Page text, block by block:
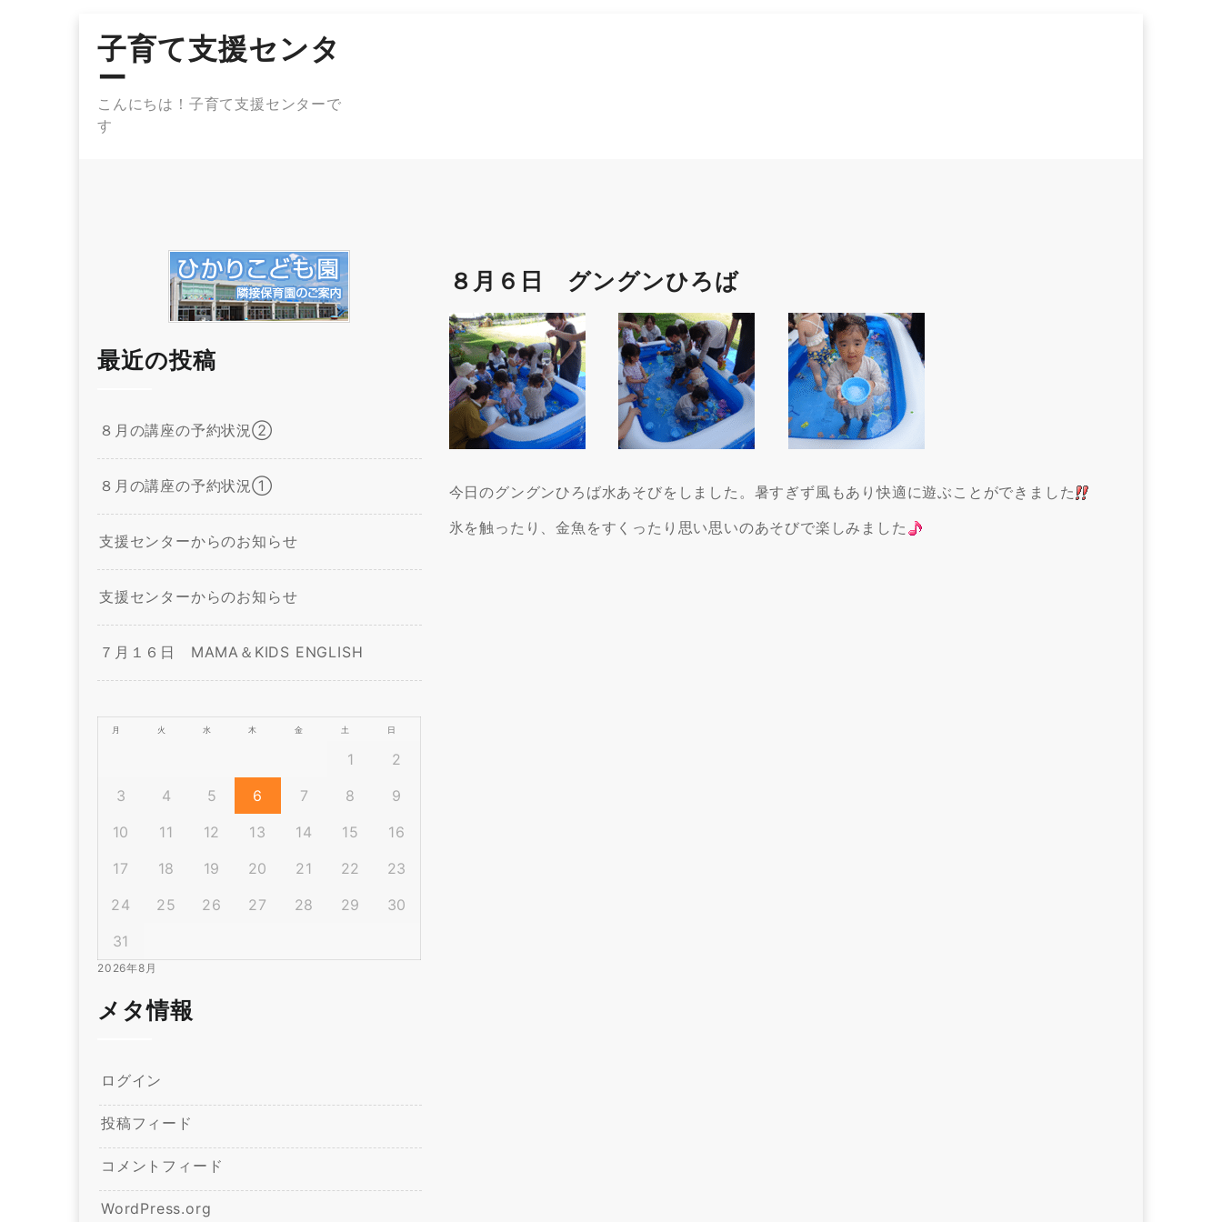
content
子育て支援センタ
ー
こんにちは！子育て支援センターで
す
８月６日 グングンひろば
今日のグングンひろば水あそびをしました。暑すぎず風もあり快適に遊ぶことができました
氷を触ったり、金魚をすくったり思い思いのあそびで楽しみました
最近の投稿
８月の講座の予約状況②
８月の講座の予約状況①
支援センターからのお知らせ
支援センターからのお知らせ
７月１６日 MAMA＆KIDS ENGLISH
2026年8月
月 火 水 木 金 土 日
1
2
3
4 5 6 7 8
9
10
11 12 13 14 15
16
17
18 19 20 21 22
23
24
25 26 27 28 29
30
31
メタ情報
ログイン
投稿フィード
コメントフィード
WordPress.org